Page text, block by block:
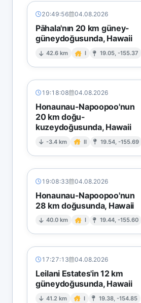
20:49:56 04.08.2026
Pāhala'nın 20 km güney-
güneydoğusunda, Hawaii
42.6 km I 19.05, -155.37
19:18:08 04.08.2026
Honaunau-Napoopoo'nun
20 km doğu-
kuzeydoğusunda, Hawaii
-3.4 km II 19.54, -155.69
19:08:33 04.08.2026
Honaunau-Napoopoo'nun
28 km doğusunda, Hawaii
40.0 km I 19.44, -155.60
17:27:13 04.08.2026
Leilani Estates'in 12 km
güneydoğusunda, Hawaii
41.2 km I 19.38, -154.85